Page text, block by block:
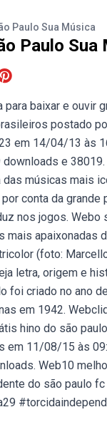
Paulo Sua Música
Paulo Sua
para baixar e ouvir
postado
em 14/04/13 às
e 38019.
das músicas mais
conta da grande
nos jogos. Webo
mais apaixonadas
(foto:
letra, origem e
foi criado no ano
em 1942.
hino do são
em 11/08/15 às
Web10
do são paulo